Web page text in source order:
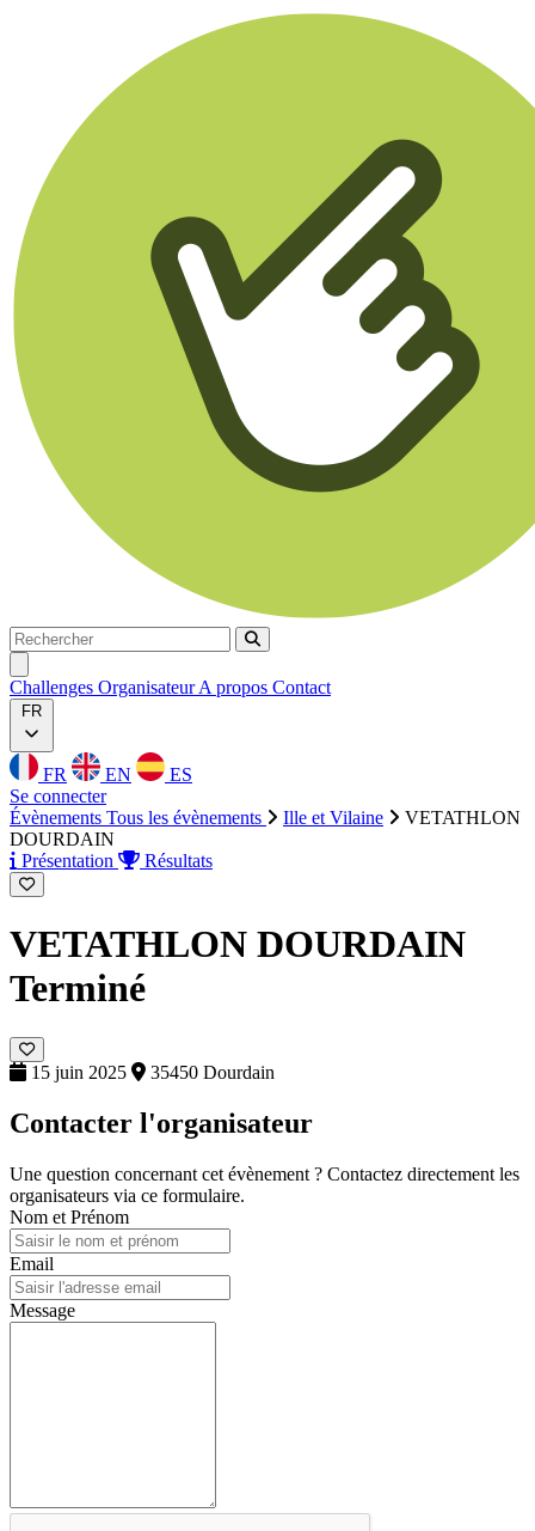
Rechercher
Rechercher
Challenges OrganisateurA propos Contact
FR
FR EN
ES
Se connecter
Évènements Tous les évènements Ille et Vilaine
VETATHLON
DOURDAIN
Présentation
Résultats
VETATHLON DOURDAIN
Terminé
15 juin 2025 35450 Dourdain
Contacter l'organisateur
Une question concernant cet évènement ? Contactez directement les
organisateurs via ce formulaire.
Nom et Prénom
Email
Message